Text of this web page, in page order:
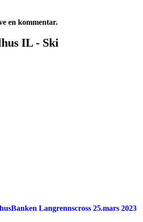
en kommentar.
IL - Ski
Langrennscross 25.mars 2023